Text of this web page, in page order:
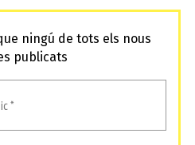
ningú de tots els nous
publicats